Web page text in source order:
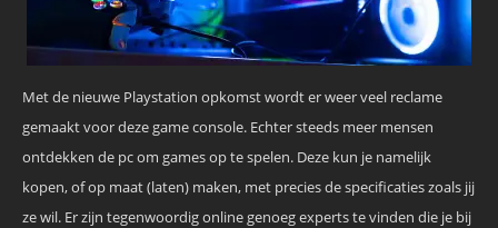
Met de nieuwe Playstation opkomst wordt er weer veel reclame
gemaakt voor deze game console. Echter steeds meer mensen
ontdekken de pc om games op te spelen. Deze kun je namelijk
kopen, of op maat (laten) maken, met precies de specificaties zoals jij
ze wil. Er zijn tegenwoordig online genoeg experts te vinden die je bij